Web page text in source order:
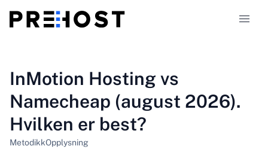
Sammenligninger
InMotion Hosting vs
Namecheap (august 2026).
Hvilken er best?
MetodikkOpplysning